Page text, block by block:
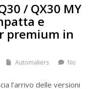
/ QX30 MY
e
premium in
Automakers
No
l’arrivo delle versioni